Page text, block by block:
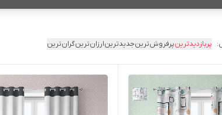
پربازدیدترینپرفروش‌ترینجدیدترینارزان‌ترینگران‌ترین